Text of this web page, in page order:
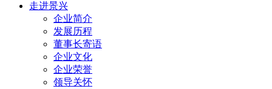
走进景兴
企业简介
发展历程
董事长寄语
企业文化
企业荣誉
领导关怀